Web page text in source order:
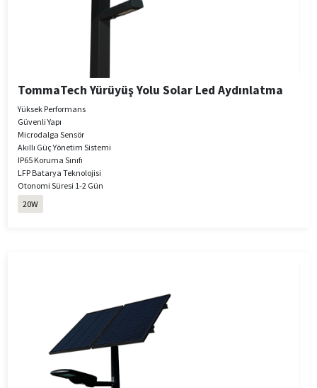
TommaTech Yürüyüş Yolu Solar Led Aydınlatma
Yüksek Performans
Güvenli Yapı
Microdalga Sensör
Akıllı Güç Yönetim Sistemi
IP65 Koruma Sınıfı
LFP Batarya Teknolojisi
Otonomi Süresi 1-2 Gün
20W